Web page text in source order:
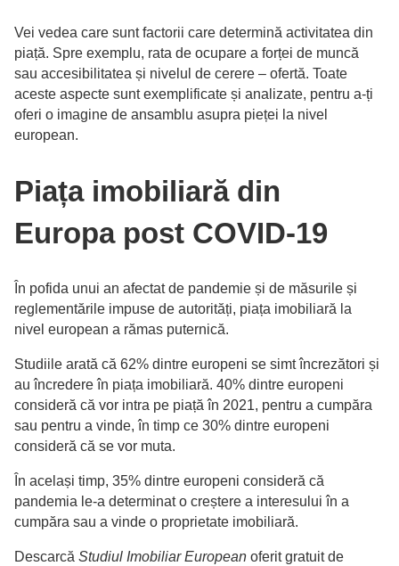
Vei vedea care sunt factorii care determină activitatea din
piață. Spre exemplu, rata de ocupare a forței de muncă
sau accesibilitatea și nivelul de cerere – ofertă. Toate
aceste aspecte sunt exemplificate și analizate, pentru a-ți
oferi o imagine de ansamblu asupra pieței la nivel
european.
Piața imobiliară din
Europa post COVID-19
În pofida unui an afectat de pandemie și de măsurile și
reglementările impuse de autorități, piața imobiliară la
nivel european a rămas puternică.
Studiile arată că 62% dintre europeni se simt încrezători și
au încredere în piața imobiliară. 40% dintre europeni
consideră că vor intra pe piață în 2021, pentru a cumpăra
sau pentru a vinde, în timp ce 30% dintre europeni
consideră că se vor muta.
În același timp, 35% dintre europeni consideră că
pandemia le-a determinat o creștere a interesului în a
cumpăra sau a vinde o proprietate imobiliară.
Descarcă Studiul Imobiliar European oferit gratuit de